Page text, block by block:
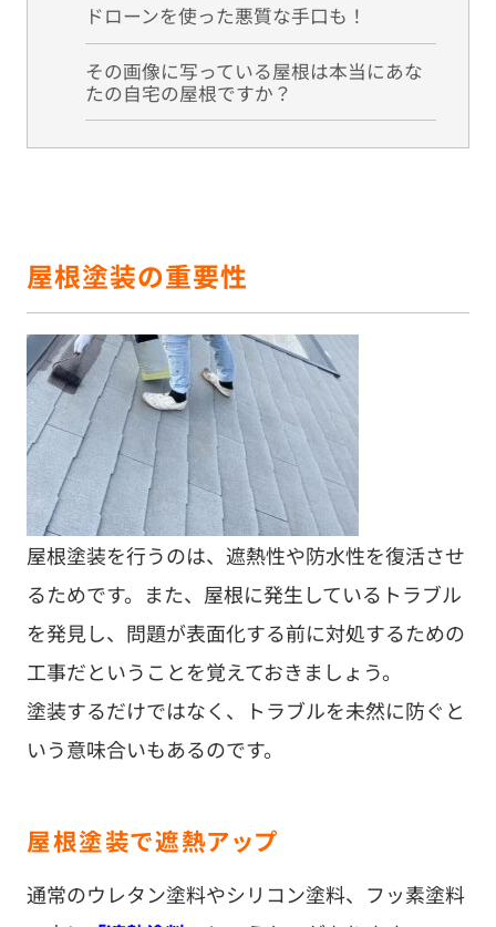
ドローンを使った悪質な手口も！
その画像に写っている屋根は本当にあな
たの自宅の屋根ですか？
屋根塗装の重要性
屋根塗装を行うのは、遮熱性や防水性を復活させ
るためです。また、屋根に発生しているトラブル
を発見し、問題が表面化する前に対処するための
工事だということを覚えておきましょう。
塗装するだけではなく、トラブルを未然に防ぐと
いう意味合いもあるのです。
屋根塗装で遮熱アップ
通常のウレタン塗料やシリコン塗料、フッ素塗料